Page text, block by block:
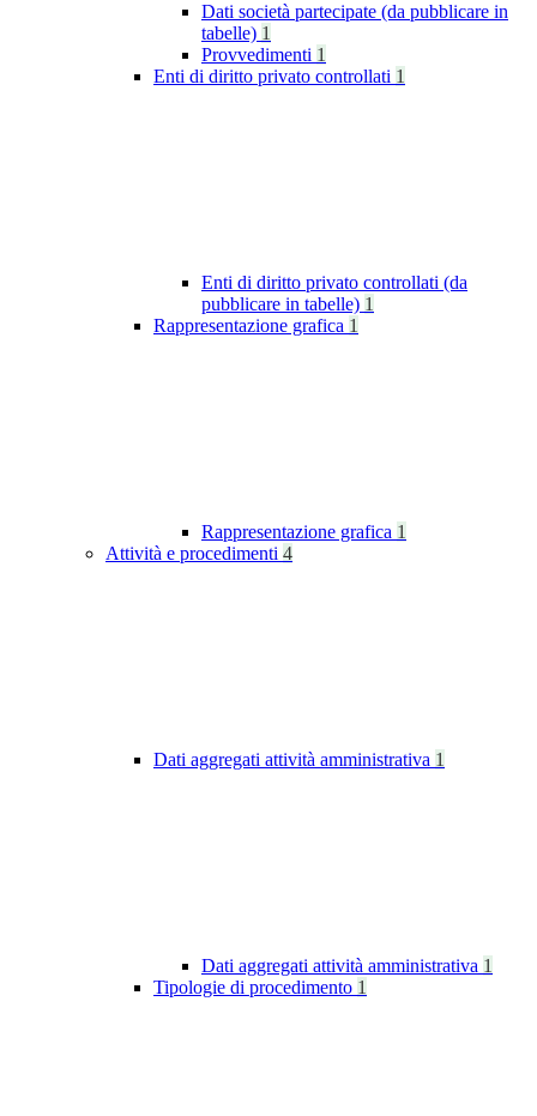
Dati società partecipate (da pubblicare in
tabelle) 1
Provvedimenti 1
Enti di diritto privato controllati 1
Enti di diritto privato controllati (da
pubblicare in tabelle) 1
Rappresentazione grafica 1
Rappresentazione grafica 1
Attività e procedimenti 4
Dati aggregati attività amministrativa 1
Dati aggregati attività amministrativa 1
Tipologie di procedimento 1